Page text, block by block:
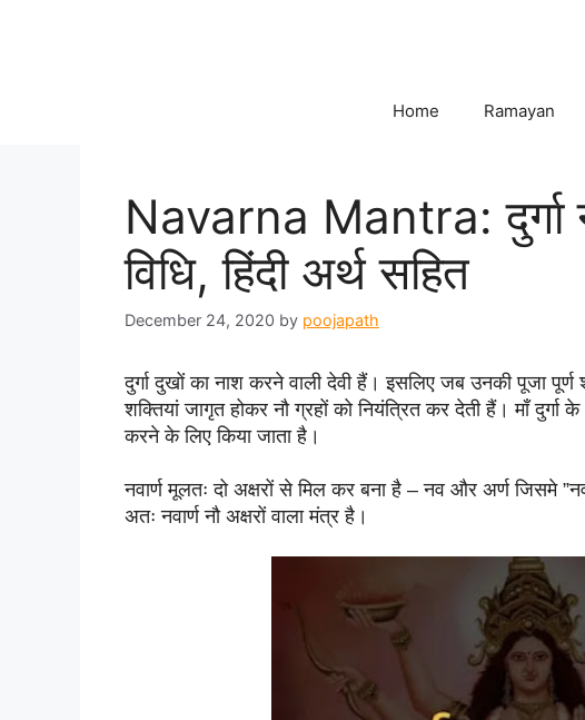
Home Ramayan
Navarna Mantra: दुर्गा
विधि, हिंदी अर्थ सहित
December 24, 2020 by poojapath
दुर्गा दुखों का नाश करने वाली देवी हैं। इसलिए जब उनकी पूजा पूर्ण
शक्तियां जागृत होकर नौ ग्रहों को नियंत्रित कर देती हैं। माँ दुर्गा
करने के लिए किया जाता है।
नवार्ण मूलतः दो अक्षरों से मिल कर बना है – नव और अर्ण जिसमे ”
अतः नवार्ण नौ अक्षरों वाला मंत्र है ।